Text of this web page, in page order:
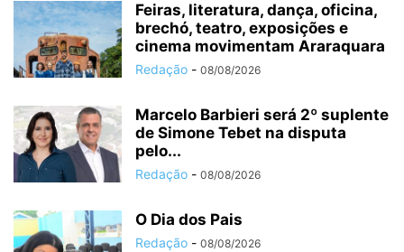
Feiras, literatura, dança, oficina,
brechó, teatro, exposições e
cinema movimentam Araraquara
Redação - 08/08/2026
Marcelo Barbieri será 2º suplente
de Simone Tebet na disputa
pelo...
Redação - 08/08/2026
O Dia dos Pais
Redação - 08/08/2026